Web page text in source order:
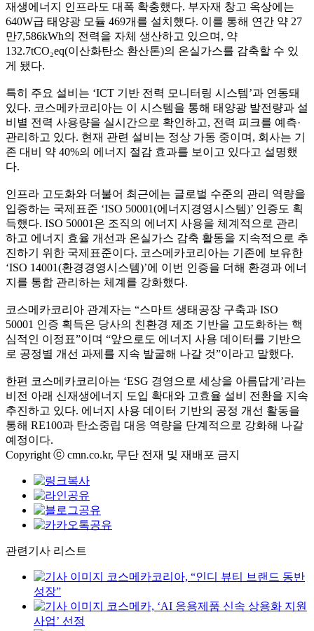
재생에너지 인프라도 대폭 확충했다. 부자재 창고 옥상에는
640W급 태양광 모듈 469개를 설치했다. 이를 통해 연간 약 27
만7,586kWh의 전력을 자체 생산하고 있으며, 약
132.7tCO₂eq(이산화탄소 환산톤)의 온실가스를 감축할 수 있
게 됐다.
특히 주요 설비는 ‘ICT 기반 전력 모니터링 시스템’과 연동돼
있다. 코스메카코리아는 이 시스템을 통해 태양광 발전량과 설
비별 전력 사용량을 실시간으로 확인하고, 전력 피크를 예측·
관리하고 있다. 현재 관련 설비는 정상 가동 중이며, 회사는 기
존 대비 약 40%의 에너지 절감 효과를 보이고 있다고 설명했
다.
인프라 고도화와 더불어 최근에는 글로벌 수준의 관리 역량을
입증하는 국제표준 ‘ISO 50001(에너지경영시스템)’ 인증도 획
득했다. ISO 50001은 조직의 에너지 사용을 체계적으로 관리
하고 에너지 효율 개선과 온실가스 감축 활동을 지속적으로 추
진하기 위한 국제표준이다. 코스메카코리아는 기존에 보유한
‘ISO 14001(환경경영시스템)’에 이번 인증을 더해 환경과 에너
지를 통합 관리하는 체계를 강화했다.
코스메카코리아 관계자는 “스마트 생태공장 구축과 ISO
50001 인증 획득은 당사의 친환경 제조 기반을 고도화하는 핵
심적인 이정표”이며 “앞으로도 에너지 사용 데이터를 기반으
로 공정별 개선 과제를 지속 발굴해 나갈 것”이라고 말했다.
한편 코스메카코리아는 ‘ESG 경영으로 세상을 아름답게’라는
비전 아래 신재생에너지 도입 확대와 고효율 설비 전환을 지속
추진하고 있다. 에너지 사용 데이터 기반의 공정 개선 활동을
통해 RE100과 탄소중립 대응 역량을 단계적으로 강화해 나갈
예정이다.
Copyright ⓒ cmn.co.kr, 무단 전재 및 재배포 금지
관련기사 리스트
코스메카코리아, “인디 뷰티 브랜드 동반
성장”
코스메카, ‘AI 응용제품 신속 상용화 지원
사업’ 선정